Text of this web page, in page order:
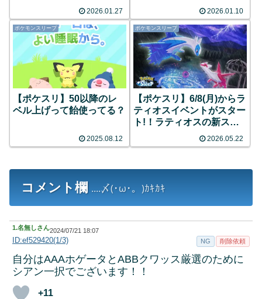
2026.01.27 2026.01.10
ポケモンスリープ
【ポケスリ】50以降のレ
ベル上げって飴使ってる？
2025.08.12
ポケモンスリープ
【ポケスリ】6/8(月)からラ
ティオスイベントがスター
ト!！ラティオスの新スキ
2026.05.22
コメント欄 ....〆(･ω･。)ｶｷｶｷ
1.名無しさん2024/07/21 18:07
ID:ef529420(1/3) NG 削除依頼
自分はAAAホゲータとABBクワッス厳選のために
シアン一択でございます！！
+11